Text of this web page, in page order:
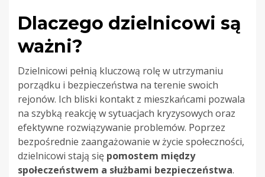
Dlaczego dzielnicowi są
ważni?
Dzielnicowi pełnią kluczową rolę w utrzymaniu
porządku i bezpieczeństwa na terenie swoich
rejonów. Ich bliski kontakt z mieszkańcami pozwala
na szybką reakcję w sytuacjach kryzysowych oraz
efektywne rozwiązywanie problemów. Poprzez
bezpośrednie zaangażowanie w życie społeczności,
dzielnicowi stają się pomostem między
społeczeństwem a służbami bezpieczeństwa.